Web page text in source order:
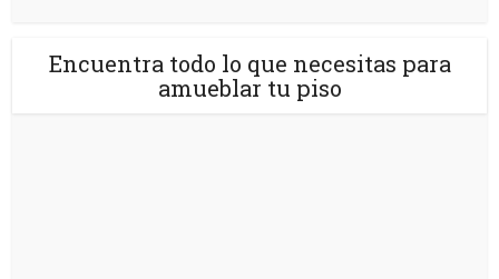
Encuentra todo lo que necesitas para
amueblar tu piso